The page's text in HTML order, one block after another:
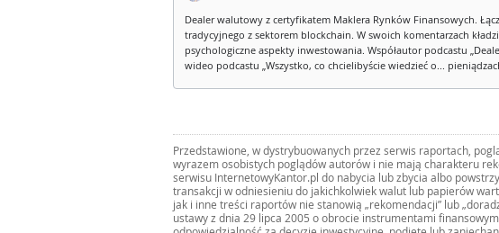
Dealer walutowy z certyfikatem Maklera Rynków Finansowych.
tradycyjnego z sektorem blockchain. W swoich komentarzach
psychologiczne aspekty inwestowania. Współautor podcastu
wideo podcastu „Wszystko, co chcielibyście wiedzieć o...
Przedstawione, w dystrybuowanych przez serwis raportach,
wyrazem osobistych poglądów autorów i nie mają charakteru
serwisu InternetowyKantor.pl do nabycia lub zbycia albo
transakcji w odniesieniu do jakichkolwiek walut lub papierów
jak i inne treści raportów nie stanowią „rekomendacji” lub
ustawy z dnia 29 lipca 2005 o obrocie instrumentami